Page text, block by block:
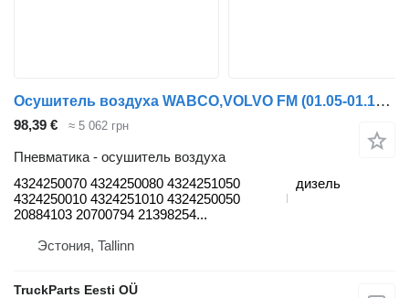
Осушитель воздуха WABCO,VOLVO FM (01.05-01.14) 4324250070 для тягача Volvo FM7-FM12, FM, FMX (1998-2014)
98,39 € ≈ 5 062 грн
Пневматика - осушитель воздуха
4324250070 4324250080 4324251050
4324250010 4324251010 4324250050
20884103 20700794 21398254...
дизель
Эстония, Tallinn
TruckParts Eesti OÜ